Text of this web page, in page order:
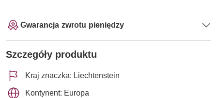
Gwarancja zwrotu pieniędzy
Szczegóły produktu
Kraj znaczka: Liechtenstein
Kontynent: Europa